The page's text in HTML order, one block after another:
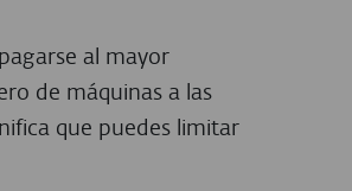
al mayor
de máquinas a las
que puedes limitar